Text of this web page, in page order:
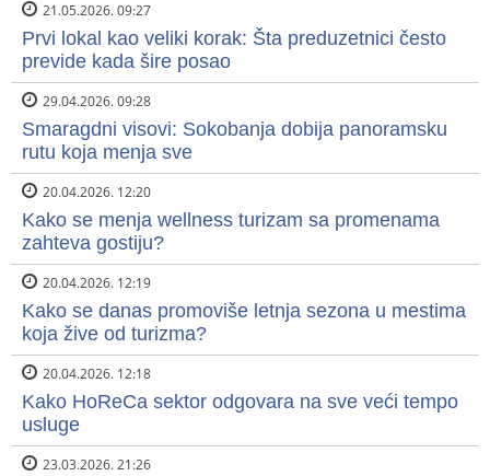
21.05.2026. 09:27
Prvi lokal kao veliki korak: Šta preduzetnici često
previde kada šire posao
29.04.2026. 09:28
Smaragdni visovi: Sokobanja dobija panoramsku
rutu koja menja sve
20.04.2026. 12:20
Kako se menja wellness turizam sa promenama
zahteva gostiju?
20.04.2026. 12:19
Kako se danas promoviše letnja sezona u mestima
koja žive od turizma?
20.04.2026. 12:18
Kako HoReCa sektor odgovara na sve veći tempo
usluge
23.03.2026. 21:26